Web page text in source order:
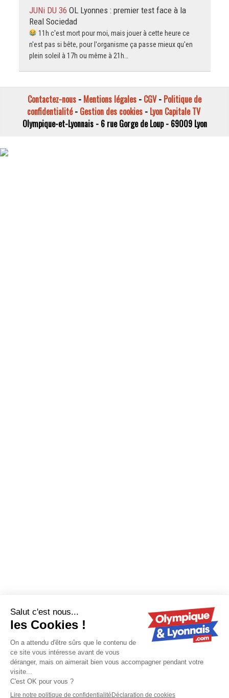
JUNi DU 36 OL Lyonnes : premier test face à la
Real Sociedad
11h c'est mort pour moi, mais jouer à cette heure ce
n'est pas si bête, pour l'organisme ça passe mieux qu'en
plein soleil à 17h ou même à 21h…
Contactez-nous - Mentions légales - CGV- Politique de
confidentialité- Gestion des cookies- Lyon Capitale TV
Olympique-et-Lyonnais - 6 rue Gorge de Loup - 69009 Lyon